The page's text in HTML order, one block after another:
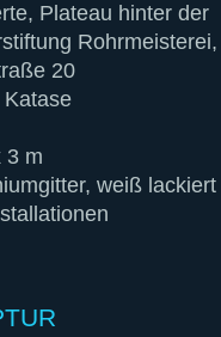
Plateau hinter der
Rohrmeisterei,
20
Katase
3 m
weiß lackiert